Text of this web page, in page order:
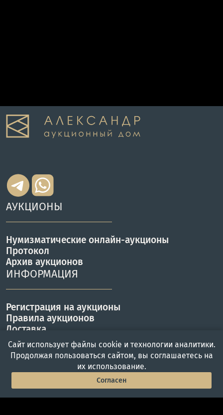
АУКЦИОНЫ
Нумизматические онлайн-аукционы
Протокол
Архив аукционов
ИНФОРМАЦИЯ
Регистрация на аукционы
Правила аукционов
Доставка
Оплата
КОНТАКТЫ
г. Москва, ул. Вавилова 57Б
Работаем с Пн-Пт с 10 до 19 ч.
Сайт использует файлы cookie и технологии аналитики.
Продолжая пользоваться сайтом, вы соглашаетесь на
их использование.
Согласен